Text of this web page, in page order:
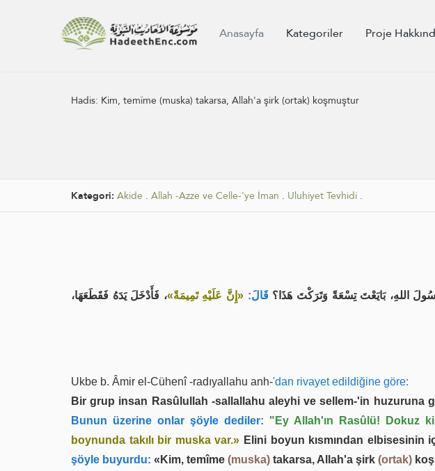
Anasayfa Kategoriler Proje
Hadis: Kim, temîme (muska) takarsa, Allah'a şirk (ortak) koşmuştur
Kategori: Akide . Allah -Azze ve Celle-'ye İman . Uluhiyet Tevhidi .
اللهِ، بَايَعْتَ تِسْعَةً وَتَرَكْتَ هَذَا؟ قَالَ: «إِنَّ عَلَيْهِ تَمِيمَةً»، فَأَدْخَلَ يَدَهُ فَقَطَعَهَا،
Ukbe b. Âmir el-Cühenî -radıyallahu anh-'dan rivayet edildiğine göre:
Bir grup insan Rasûlullah -sallallahu aleyhi ve sellem-'in
Bunun üzerine onlar şöyle dediler: "Ey Allah'ın Rasûlü! Dokuz
boynunda takılı bir muska var.» Elini boyun kısmından
şöyle buyurdu: «Kim, temîme (muska) takarsa, Allah'a şirk (ortak)